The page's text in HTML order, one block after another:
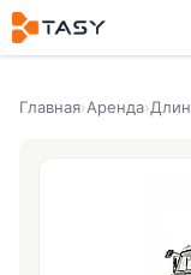
Главная›Аренда›